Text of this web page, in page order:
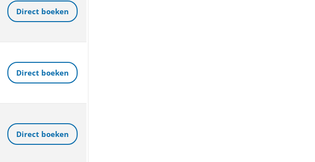
Direct boeken
Direct boeken
Direct boeken